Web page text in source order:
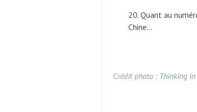
20. Quant au
Chine…
Crédit photo : Thinking